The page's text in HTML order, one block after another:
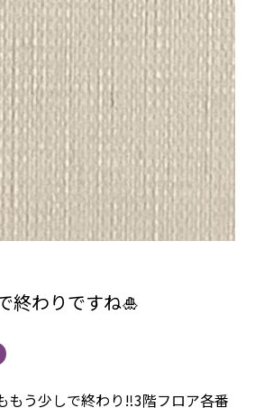
終わりですね🎍
もう少しで終わり‼️3階フロア各番